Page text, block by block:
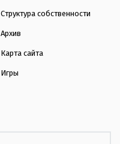
Структура собственности
Архив
Карта сайта
Игры